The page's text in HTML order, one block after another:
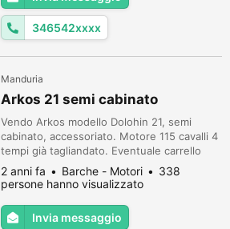
Classe C sw del 2...
346542xxxx
Manduria
Arkos 21 semi cabinato
Vendo Arkos modello Dolohin 21, semi
cabinato, accessoriato. Motore 115 cavalli 4
tempi già tagliandato. Eventuale carrello
doppio asse 20 quintali non omologato (non
quello in foto). Possibilità di trasporto. Per
informazioni contattatemi al numero
328.1820861.
2 anni fa Barche - Motori
338
persone hanno visualizzato
Invia messaggio